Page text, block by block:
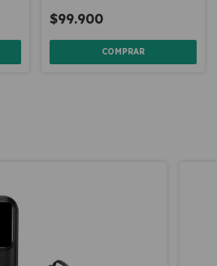
$99.900
COMPRAR